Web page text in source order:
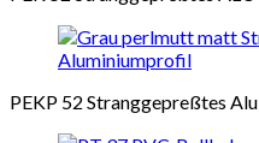
PEKP 52 Stranggepreßtes Alu